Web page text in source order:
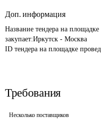
Доп. информация
Название тендера на площадке
закупает:Иркутск - Москва
ID тендера на площадке
Требования
Несколько поставщиков